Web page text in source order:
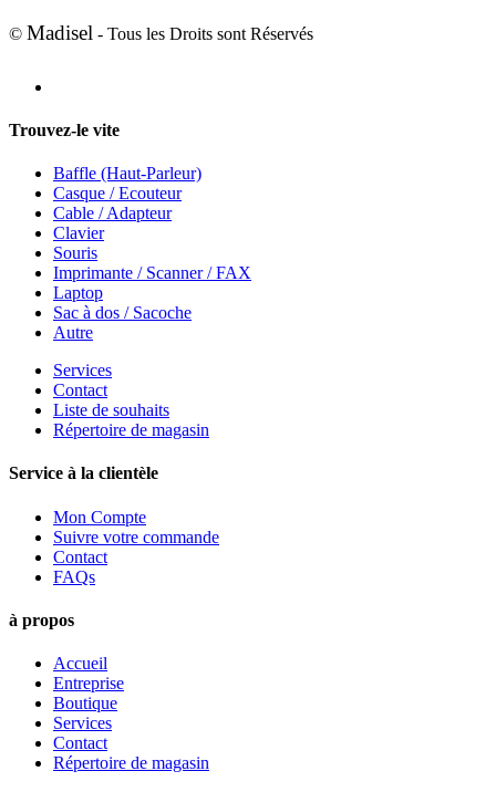
© Madisel - Tous les Droits sont Réservés
Trouvez-le vite
Baffle (Haut-Parleur)
Casque / Ecouteur
Cable / Adapteur
Clavier
Souris
Imprimante / Scanner / FAX
Laptop
Sac à dos / Sacoche
Autre
Services
Contact
Liste de souhaits
Répertoire de magasin
Service à la clientèle
Mon Compte
Suivre votre commande
Contact
FAQs
à propos
Accueil
Entreprise
Boutique
Services
Contact
Répertoire de magasin